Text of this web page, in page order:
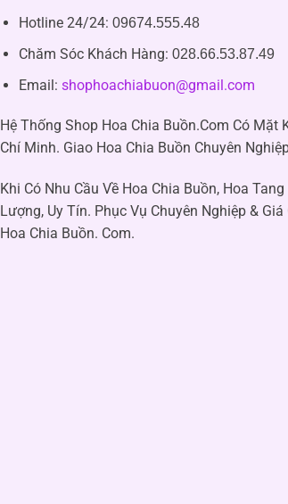
Hotline 24/24: 09674.555.48
Chăm Sóc Khách Hàng: 028.66.53.87.49
Email: shophoachiabuon@gmail.com
Hệ Thống Shop Hoa Chia Buồn.Com Có Mặt
Chí Minh. Giao Hoa Chia Buồn Chuyên
Khi Có Nhu Cầu Về Hoa Chia Buồn, Hoa
Lượng, Uy Tín. Phục Vụ Chuyên Nghiệp &
Hoa Chia Buồn. Com.